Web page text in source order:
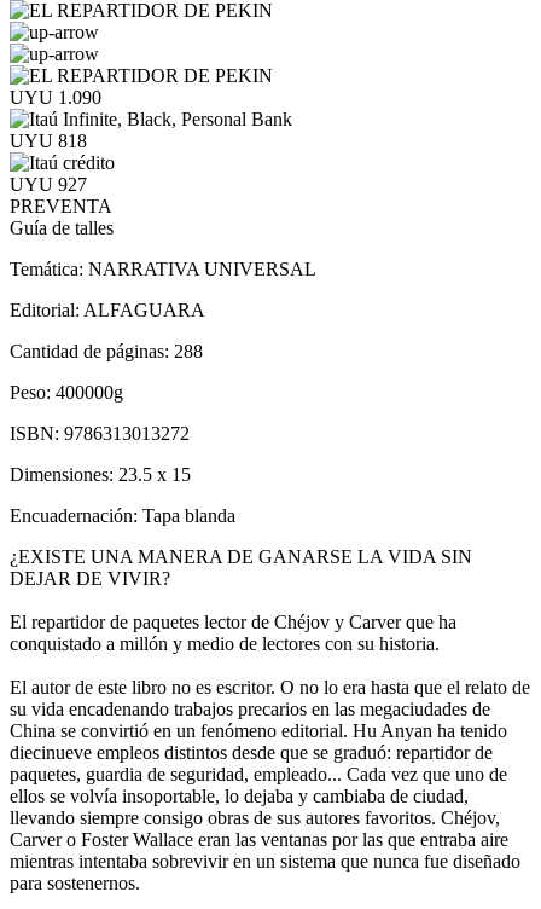
UYU 1.090
UYU 818
UYU 927
PREVENTA
Guía de talles
Temática: NARRATIVA UNIVERSAL
Editorial: ALFAGUARA
Cantidad de páginas: 288
Peso: 400000g
ISBN: 9786313013272
Dimensiones: 23.5 x 15
Encuadernación: Tapa blanda
¿EXISTE UNA MANERA DE GANARSE LA VIDA SIN
DEJAR DE VIVIR?
El repartidor de paquetes lector de Chéjov y Carver que ha
conquistado a millón y medio de lectores con su historia.
El autor de este libro no es escritor. O no lo era hasta que el relato de
su vida encadenando trabajos precarios en las megaciudades de
China se convirtió en un fenómeno editorial. Hu Anyan ha tenido
diecinueve empleos distintos desde que se graduó: repartidor de
paquetes, guardia de seguridad, empleado... Cada vez que uno de
ellos se volvía insoportable, lo dejaba y cambiaba de ciudad,
llevando siempre consigo obras de sus autores favoritos. Chéjov,
Carver o Foster Wallace eran las ventanas por las que entraba aire
mientras intentaba sobrevivir en un sistema que nunca fue diseñado
para sostenernos.